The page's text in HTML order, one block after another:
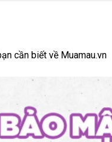
cần biết về Muamau.vn